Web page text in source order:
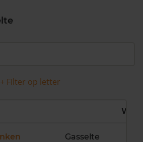
+ Filter op letter
Wijk
Gasselte